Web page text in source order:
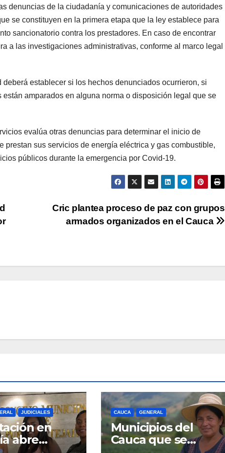
denuncias de la ciudadanía y comunicaciones de autoridades
se constituyen en la primera etapa que la ley establece para
sancionatorio contra los prestadores. En caso de encontrar
a las investigaciones administrativas, conforme al marco legal
establecer si los hechos denunciados ocurrieron, si
amparados en alguna norma o disposición legal que se
evalúa otras denuncias para determinar el inicio de
sus servicios de energía eléctrica y gas combustible,
públicos durante la emergencia por Covid-19.
Cric plantea proceso de paz con grupos
armados organizados en el Cauca
JUDICIALES
en
abre
CAUCA GENERAL
Municipios del
Cauca que se